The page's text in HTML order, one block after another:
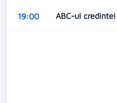
19:00 ABC-ul credintei